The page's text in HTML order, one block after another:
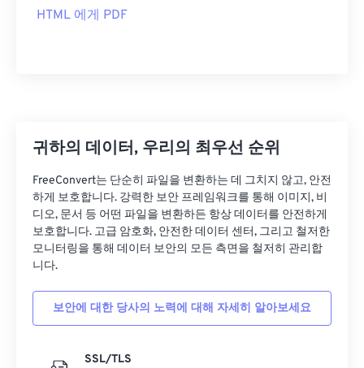
HTML 에게 PDF
귀하의 데이터, 우리의 최우선 순위
FreeConvert는 단순히 파일을 변환하는 데 그치지 않고, 안전
하게 보호합니다. 강력한 보안 프레임워크를 통해 이미지, 비
디오, 문서 등 어떤 파일을 변환하든 항상 데이터를 안전하게
보호합니다. 고급 암호화, 안전한 데이터 센터, 그리고 철저한
모니터링을 통해 데이터 보안의 모든 측면을 철저히 관리합
니다.
보안에 대한 당사의 노력에 대해 자세히 알아보세요
SSL/TLS